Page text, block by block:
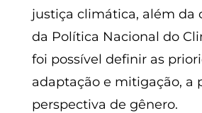
justiça climática, além da
da Política Nacional do
foi possível definir as
adaptação e mitigação, a
perspectiva de gênero.